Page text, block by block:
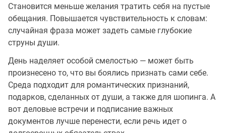
Становится меньше желания тратить себя на пустые
обещания. Повышается чувствительность к словам:
случайная фраза может задеть самые глубокие
струны души.
День наделяет особой смелостью — может быть
произнесено то, что вы боялись признать сами себе.
Среда подходит для романтических признаний,
подарков, сделанных от души, а также для шопинга. А
вот деловые встречи и подписание важных
документов лучше перенести, если речь идет о